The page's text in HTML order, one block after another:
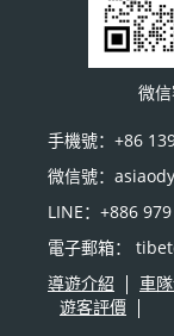
微
手機號：+86
微信號：
LINE：+886
電子郵箱：
導遊介紹
車
遊客評價